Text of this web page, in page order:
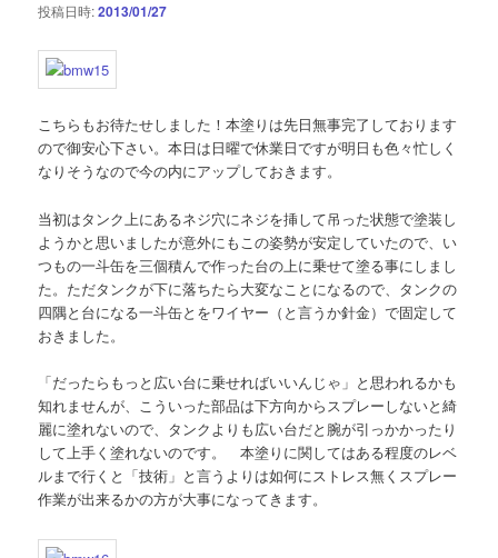
投稿日時:2013/01/27
こちらもお待たせしました！本塗りは先日無事完了しております
ので御安心下さい。本日は日曜で休業日ですが明日も色々忙しく
なりそうなので今の内にアップしておきます。
当初はタンク上にあるネジ穴にネジを挿して吊った状態で塗装し
ようかと思いましたが意外にもこの姿勢が安定していたので、い
つもの一斗缶を三個積んで作った台の上に乗せて塗る事にしまし
た。ただタンクが下に落ちたら大変なことになるので、タンクの
四隅と台になる一斗缶とをワイヤー（と言うか針金）で固定して
おきました。
「だったらもっと広い台に乗せればいいんじゃ」と思われるかも
知れませんが、こういった部品は下方向からスプレーしないと綺
麗に塗れないので、タンクよりも広い台だと腕が引っかかったり
して上手く塗れないのです。 本塗りに関してはある程度のレベ
ルまで行くと「技術」と言うよりは如何にストレス無くスプレー
作業が出来るかの方が大事になってきます。